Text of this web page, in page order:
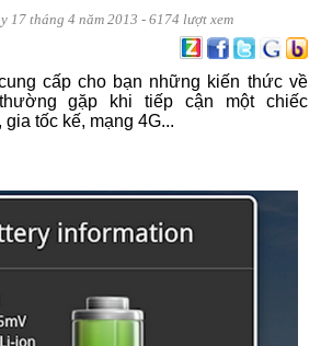
17 tháng 4 năm 2013 - 6174 lượt xem
cấp cho bạn những kiến thức về
gặp khi tiếp cận một chiếc
tốc kế, mạng 4G...